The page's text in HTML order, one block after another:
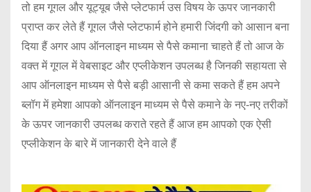
तो हम गूगल और यूट्यूब जैसे प्लेटफार्म उस विषय के ऊपर जानकारी
प्राप्त कर लेते हैं गूगल जैसे प्लेटफार्म होने हमारी जिंदगी को आसान बना
दिया हैं अगर आप ऑनलाइन माध्यम से पैसे कमाना चाहते हैं तो आज के
वक्त में गूगल में वेबसाइट और एप्लीकेशन उपलब्ध है जिनकी सहायता से
आप ऑनलाइन माध्यम से पैसे बड़ी आसानी से कमा सकते हैं हम अपने
ब्लॉग में हमेशा आपको ऑनलाइन माध्यम से पैसे कमाने के नए-नए तरीकों
के ऊपर जानकारी उपलब्ध कराते रहते हैं आज हम आपको एक ऐसी
एप्लीकेशन के बारे में जानकारी देने वाले हैं